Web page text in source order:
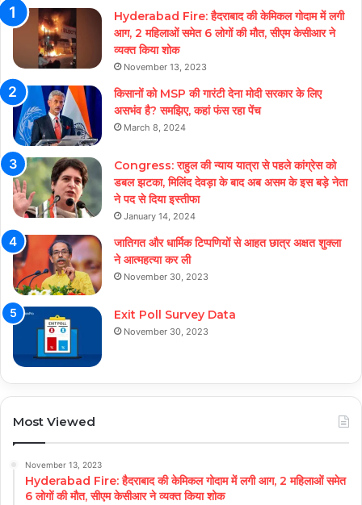
Hyderabad Fire: हैदराबाद की केमिकल गोदाम में लगी
आग, 2 महिलाओं समेत 6 लोगों की मौत, सीएम केसीआर ने
व्यक्त किया शोक
November 13, 2023
किसानों को MSP की गारंटी देना मोदी सरकार के लिए
असभंव है? समझिए, कहां फंस रहा पेंच
March 8, 2024
Congress: राहुल की न्याय यात्रा से पहले कांग्रेस को
डबल झटका, मिलिंद देवड़ा के बाद अब असम के इस बड़े नेता
ने पद से दिया इस्तीफा
January 14, 2024
जातिगत और धार्मिक टिप्पणियों से आहत छात्र अक्षत शुक्ला
ने आत्महत्या कर ली
November 30, 2023
Exit Poll Survey Data
November 30, 2023
Most Viewed
November 13, 2023
Hyderabad Fire: हैदराबाद की केमिकल गोदाम में लगी आग, 2 महिलाओं समेत
6 लोगों की मौत, सीएम केसीआर ने व्यक्त किया शोक